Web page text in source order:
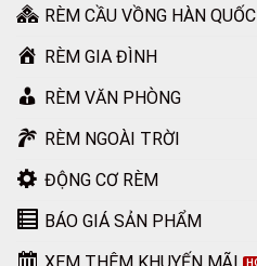
RÈM CẦU VỒNG HÀN QUỐC
RÈM GIA ĐÌNH
RÈM VĂN PHÒNG
RÈM NGOÀI TRỜI
ĐỘNG CƠ RÈM
BÁO GIÁ SẢN PHẨM